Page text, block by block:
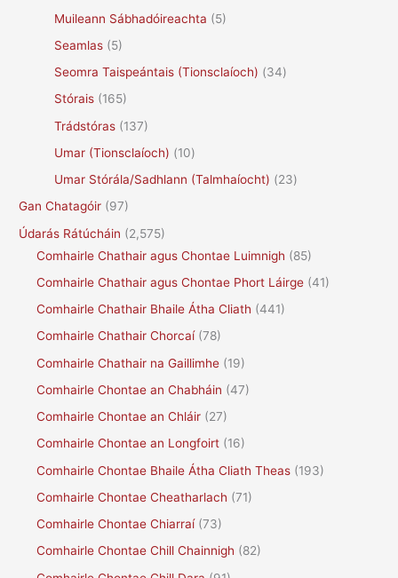
Muileann Sábhadóireachta (5)
Seamlas (5)
Seomra Taispeántais (Tionsclaíoch) (34)
Stórais (165)
Trádstóras (137)
Umar (Tionsclaíoch) (10)
Umar Stórála/Sadhlann (Talmhaíocht) (23)
Gan Chatagóir (97)
Údarás Rátúcháin (2,575)
Comhairle Chathair agus Chontae Luimnigh (85)
Comhairle Chathair agus Chontae Phort Láirge (41)
Comhairle Chathair Bhaile Átha Cliath (441)
Comhairle Chathair Chorcaí(78)
Comhairle Chathair na Gaillimhe (19)
Comhairle Chontae an Chabháin (47)
Comhairle Chontae an Chláir (27)
Comhairle Chontae an Longfoirt (16)
Comhairle Chontae Bhaile Átha Cliath Theas (193)
Comhairle Chontae Cheatharlach (71)
Comhairle Chontae Chiarraí(73)
Comhairle Chontae Chill Chainnigh (82)